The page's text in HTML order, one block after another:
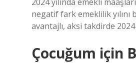
negatif fark emeklilik yılını
avantajlı, aksi takdirde
Çocuğum için